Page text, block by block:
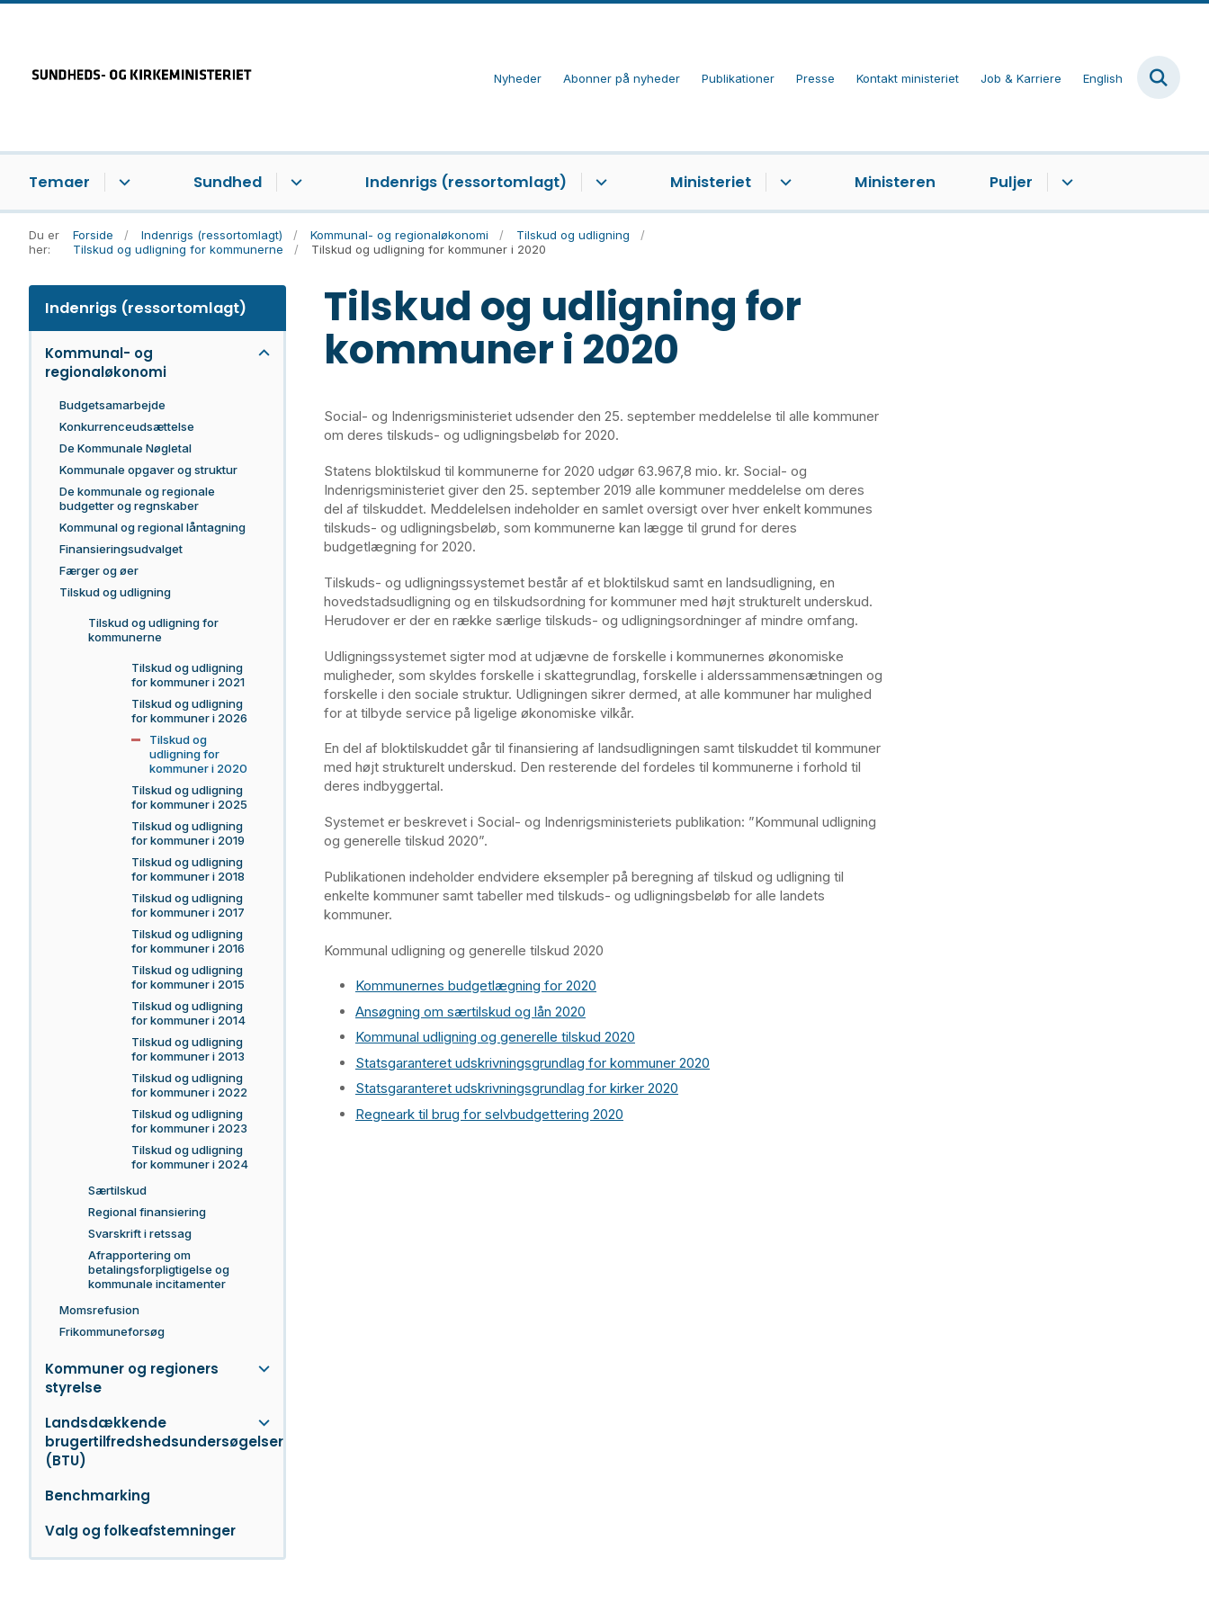
Nyheder Abonner på nyheder Publikationer Presse Kontakt ministeriet Job & Karriere English
Temaer Sundhed Indenrigs (ressortomlagt) Ministeriet Ministeren Puljer
Du er
her:
Forside Indenrigs (ressortomlagt) Kommunal- og regionaløkonomi
Tilskud og udligning
Tilskud og udligning for kommunerne
Tilskud og udligning for kommuner i 2020
Indenrigs (ressortomlagt)
Kommunal- og
regionaløkonomi
Budgetsamarbejde
Konkurrenceudsættelse
De Kommunale Nøgletal
Kommunale opgaver og struktur
De kommunale og regionale
budgetter og regnskaber
Kommunal og regional låntagning
Finansieringsudvalget
Færger og øer
Tilskud og udligning
Tilskud og udligning for
kommunerne
Tilskud og udligning
for kommuner i 2021
Tilskud og udligning
for kommuner i 2026
Tilskud og
udligning for
kommuner i 2020
Tilskud og udligning
for kommuner i 2025
Tilskud og udligning
for kommuner i 2019
Tilskud og udligning
for kommuner i 2018
Tilskud og udligning
for kommuner i 2017
Tilskud og udligning
for kommuner i 2016
Tilskud og udligning
for kommuner i 2015
Tilskud og udligning
for kommuner i 2014
Tilskud og udligning
for kommuner i 2013
Tilskud og udligning
for kommuner i 2022
Tilskud og udligning
for kommuner i 2023
Tilskud og udligning
for kommuner i 2024
Særtilskud
Regional finansiering
Svarskrift i retssag
Afrapportering om
betalingsforpligtigelse og
kommunale incitamenter
Momsrefusion
Frikommuneforsøg
Kommuner og regioners
styrelse
Landsdækkende
brugertilfredshedsundersøgelser
(BTU)
Benchmarking
Valg og folkeafstemninger
Tilskud og udligning for
kommuner i 2020
Social- og Indenrigsministeriet udsender den 25. september meddelelse til alle kommuner
om deres tilskuds- og udligningsbeløb for 2020.
Statens bloktilskud til kommunerne for 2020 udgør 63.967,8 mio. kr. Social- og
Indenrigsministeriet giver den 25. september 2019 alle kommuner meddelelse om deres
del af tilskuddet. Meddelelsen indeholder en samlet oversigt over hver enkelt kommunes
tilskuds- og udligningsbeløb, som kommunerne kan lægge til grund for deres
budgetlægning for 2020.
Tilskuds- og udligningssystemet består af et bloktilskud samt en landsudligning, en
hovedstadsudligning og en tilskudsordning for kommuner med højt strukturelt underskud.
Herudover er der en række særlige tilskuds- og udligningsordninger af mindre omfang.
Udligningssystemet sigter mod at udjævne de forskelle i kommunernes økonomiske
muligheder, som skyldes forskelle i skattegrundlag, forskelle i alderssammensætningen og
forskelle i den sociale struktur. Udligningen sikrer dermed, at alle kommuner har mulighed
for at tilbyde service på ligelige økonomiske vilkår.
En del af bloktilskuddet går til finansiering af landsudligningen samt tilskuddet til kommuner
med højt strukturelt underskud. Den resterende del fordeles til kommunerne i forhold til
deres indbyggertal.
Systemet er beskrevet i Social- og Indenrigsministeriets publikation: ”Kommunal udligning
og generelle tilskud 2020”.
Publikationen indeholder endvidere eksempler på beregning af tilskud og udligning til
enkelte kommuner samt tabeller med tilskuds- og udligningsbeløb for alle landets
kommuner.
Kommunal udligning og generelle tilskud 2020
Kommunernes budgetlægning for 2020
Ansøgning om særtilskud og lån 2020
Kommunal udligning og generelle tilskud 2020
Statsgaranteret udskrivningsgrundlag for kommuner 2020
Statsgaranteret udskrivningsgrundlag for kirker 2020
Regneark til brug for selvbudgettering 2020